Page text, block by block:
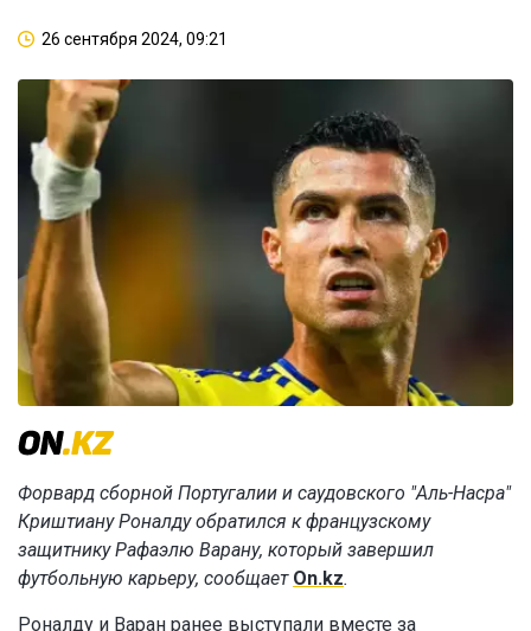
26 сентября 2024, 09:21
Форвард сборной Португалии и саудовского "Аль-Насра"
Криштиану Роналду обратился к французскому
защитнику Рафаэлю Варану, который завершил
футбольную карьеру, сообщает On.kz.
Роналду и Варан ранее выступали вместе за